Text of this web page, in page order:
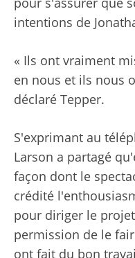
intentions de
« Ils ont vraiment
en nous et ils nous
déclaré Tepper.
S'exprimant au
Larson a partagé
façon dont le
crédité
pour diriger le
permission de le
ont fait du bon